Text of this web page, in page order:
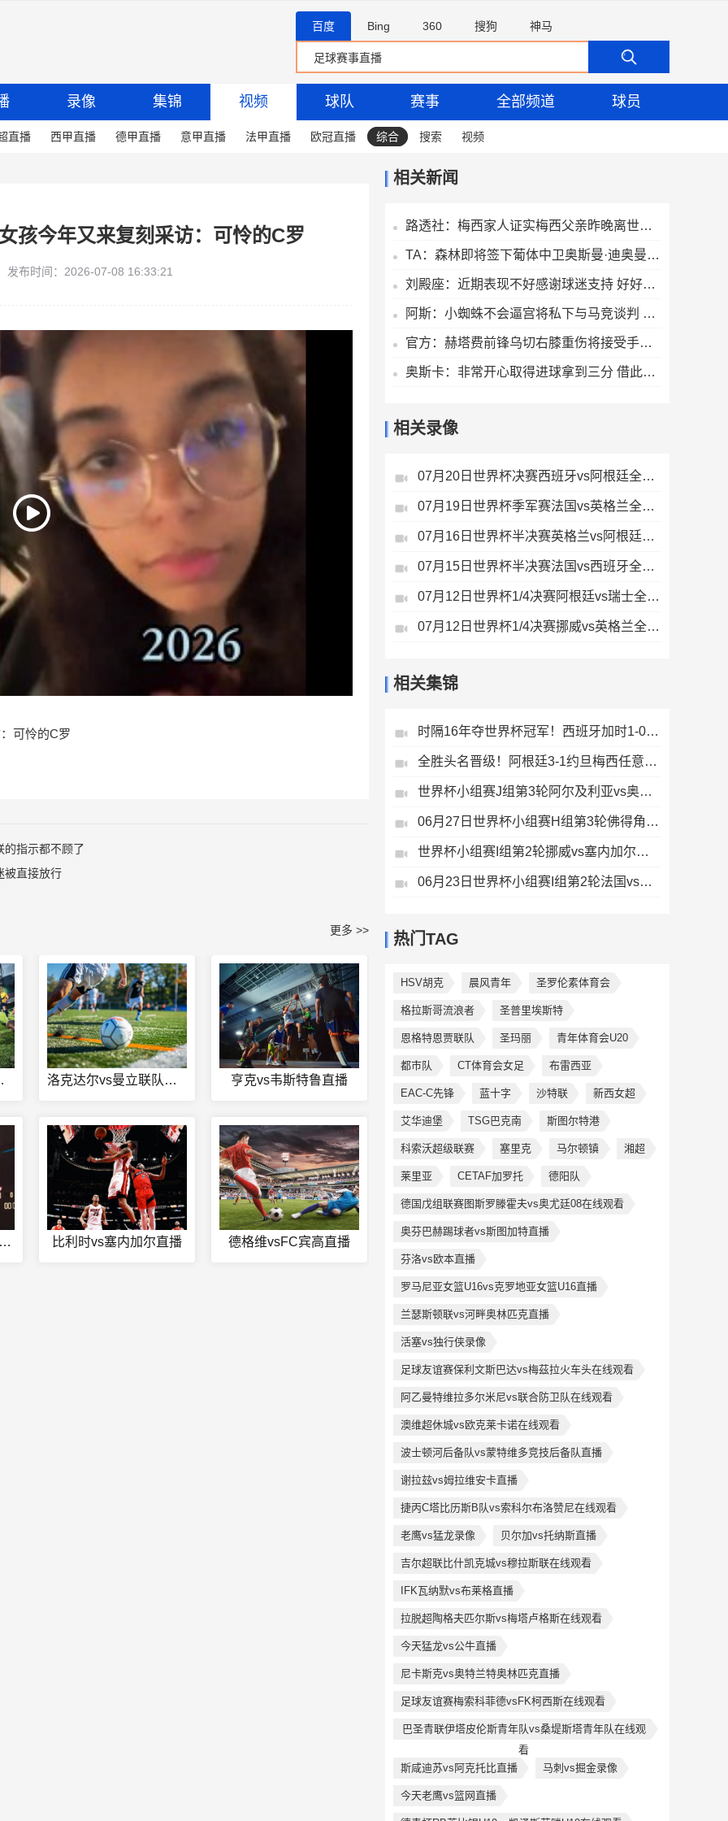
百度 Bing 360 搜狗 神马
录像 集锦 视频 球队 赛事 全部频道 球员
直播 西甲直播 德甲直播 意甲直播 法甲直播 欧冠直播 综合 搜索 视频
孩今年又来复刻采访：可怜的C罗
发布时间：2026-07-08 16:33:21
可怜的C罗
的指示都不顾了
被直接放行
更多 >>
线观看 洛克达尔vs曼立联队直播 亨克vs韦斯特鲁直播
尔U16vs马耳他U16在线观看 比利时vs塞内加尔直播 德格维vsFC宾高直播
相关新闻
路透社：梅西家人证实梅西父亲昨晚离世，家人陪伴走完最后时光
TA：森林即将签下葡体中卫奥斯曼·迪奥曼德，转会费4000万欧
刘殿座：近期表现不好感谢球迷支持 好好总结希望能尽快脱离低谷
阿斯：小蜘蛛不会逼宫将私下与马竞谈判 巴萨最新报价逼近1.2亿欧
官方：赫塔费前锋乌切右膝重伤将接受手术，本赛季报销
奥斯卡：非常开心取得进球拿到三分 借此机会也祝女儿生日快乐
相关录像
07月20日世界杯决赛西班牙vs阿根廷全场录像
07月19日世界杯季军赛法国vs英格兰全场录像
07月16日世界杯半决赛英格兰vs阿根廷全场录像
07月15日世界杯半决赛法国vs西班牙全场录像
07月12日世界杯1/4决赛阿根廷vs瑞士全场录像
07月12日世界杯1/4决赛挪威vs英格兰全场录像
相关集锦
时隔16年夺世界杯冠军！西班牙加时1-0阿根廷费兰制胜恩佐染红
全胜头名晋级！阿根廷3-1约旦梅西任意球破门打进世界杯第19球
世界杯小组赛J组第3轮阿尔及利亚vs奥地利进球
06月27日世界杯小组赛H组第3轮佛得角vs沙特阿拉伯片段
世界杯小组赛I组第2轮挪威vs塞内加尔进球
06月23日世界杯小组赛I组第2轮法国vs伊拉克进球视频
热门TAG
HSV胡克 晨风青年 圣罗伦素体育会
格拉斯哥流浪者 圣普里埃斯特
恩格特恩贾联队 圣玛丽 青年体育会U20
都市队 CT体育会女足 布雷西亚
EAC-C先锋 蓝十字 沙特联 新西女超
艾华迪堡 TSG巴克南 斯图尔特港
科索沃超级联赛 塞里克 马尔顿镇 湘超
莱里亚 CETAF加罗托 德阳队
德国戊组联赛图斯罗滕霍夫vs奥尤廷08在线观看
奥芬巴赫踢球者vs斯图加特直播
芬洛vs欧本直播
罗马尼亚女篮U16vs克罗地亚女篮U16直播
兰瑟斯顿联vs河畔奥林匹克直播
活塞vs独行侠录像
足球友谊赛保利文斯巴达vs梅茲拉火车头在线观看
阿乙曼特维拉多尔米尼vs联合防卫队在线观看
澳维超休城vs欧克莱卡诺在线观看
波士顿河后备队vs蒙特维多竞技后备队直播
谢拉玆vs姆拉维安卡直播
捷丙C塔比历斯B队vs索科尔布洛赞尼在线观看
老鹰vs猛龙录像 贝尔加vs托纳斯直播
吉尔超联比什凯克城vs穆拉斯联在线观看
IFK瓦纳默vs布莱格直播
拉脱超陶格夫匹尔斯vs梅塔卢格斯在线观看
今天猛龙vs公牛直播
尼卡斯克vs奥特兰特奥林匹克直播
足球友谊赛梅索科菲德vsFK柯西斯在线观看
巴圣青联伊塔皮伦斯青年队vs桑堤斯塔青年队在线观
看
斯咸迪苏vs阿克托比直播
马刺vs掘金录像
今天老鹰vs篮网直播